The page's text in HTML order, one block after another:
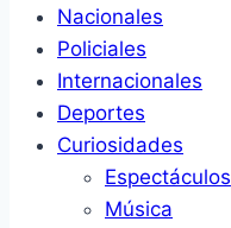
Nacionales
Policiales
Internacionales
Deportes
Curiosidades
Espectáculos
Música